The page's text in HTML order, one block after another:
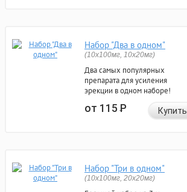
Набор "Два в одном"
(10x100мг, 10x20мг)
Два самых популярных
препарата для усиления
эрекции в одном наборе!
от 115Р Купить
Набор "Три в одном"
(10x100мг, 20x20мг)